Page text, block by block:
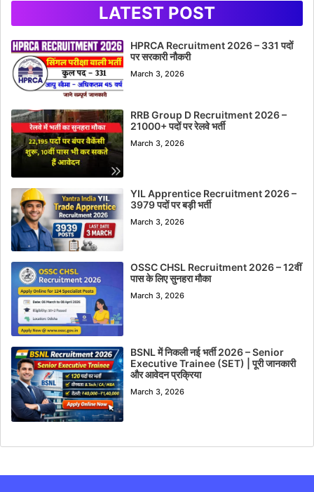
LATEST POST
HPRCA Recruitment 2026 – 331 पदों
पर सरकारी नौकरी
March 3, 2026
RRB Group D Recruitment 2026 –
21000+ पदों पर रेलवे भर्ती
March 3, 2026
YIL Apprentice Recruitment 2026 –
3979 पदों पर बड़ी भर्ती
March 3, 2026
OSSC CHSL Recruitment 2026 – 12वीं
पास के लिए सुनहरा मौका
March 3, 2026
BSNL में निकली नई भर्ती 2026 – Senior
Executive Trainee (SET) | पूरी जानकारी
और आवेदन प्रक्रिया
March 3, 2026